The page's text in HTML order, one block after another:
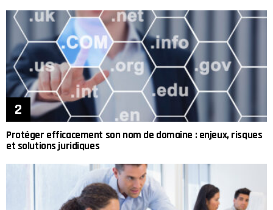
Protéger efficacement son nom de domaine : enjeux, risques
et solutions juridiques